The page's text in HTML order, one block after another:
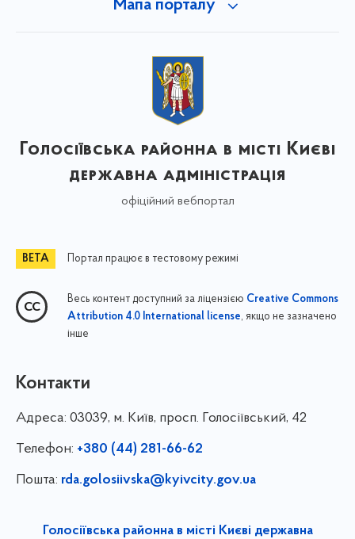
Мапа порталу
Голосіївська районна в місті Києві
державна адміністрація
офіційний вебпортал
Портал працює в тестовому режимі
Весь контент доступний за ліцензією Creative Commons
Attribution 4.0 International license, якщо не зазначено
інше
Контакти
Адреса: 03039, м. Київ, просп. Голосіївський, 42
Телефон: +380 (44) 281-66-62
Пошта: rda.golosiivska@kyivcity.gov.ua
Голосіївська районна в місті Києві державна